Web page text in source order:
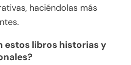
haciéndolas más
estos libros historias y